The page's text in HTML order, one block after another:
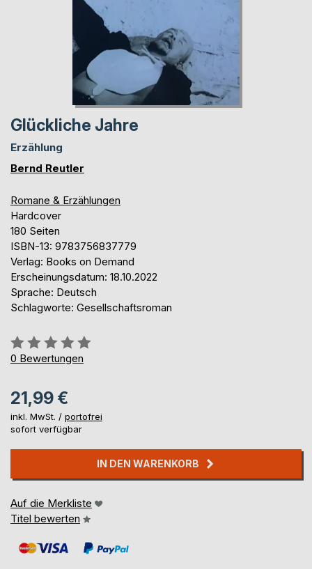
Glückliche Jahre
Erzählung
Bernd Reutler
Romane & Erzählungen
Hardcover
180 Seiten
ISBN-13: 9783756837779
Verlag: Books on Demand
Erscheinungsdatum: 18.10.2022
Sprache: Deutsch
Schlagworte: Gesellschaftsroman
Bewertung::
0%
0 Bewertungen
21,99 €
inkl. MwSt. / portofrei
sofort verfügbar
IN DEN WARENKORB
Auf die Merkliste
Titel bewerten